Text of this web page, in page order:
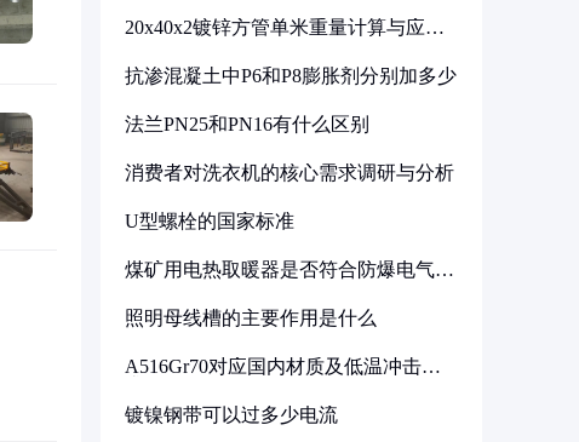
20x40x2镀锌方管单米重量计算与应用
抗渗混凝土中P6和P8膨胀剂分别加多少
法兰PN25和PN16有什么区别
消费者对洗衣机的核心需求调研与分析
U型螺栓的国家标准
煤矿用电热取暖器是否符合防爆电气设
照明母线槽的主要作用是什么
A516Gr70对应国内材质及低温冲击要
镀镍钢带可以过多少电流